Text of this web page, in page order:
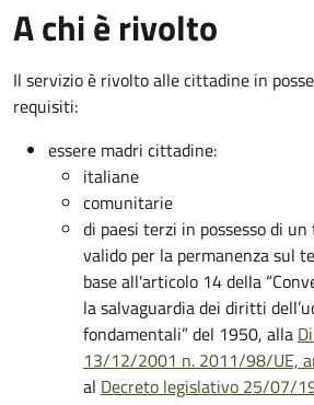
A chi è rivolto
Il servizio è rivolto alle cittadine in
requisiti:
essere madri cittadine:
italiane
comunitarie
di paesi terzi in possesso di
valido per la permanenza sul
base all'articolo 14 della
la salvaguardia dei diritti
fondamentali” del 1950, alla
13/12/2001 n. 2011/98/UE,
al Decreto legislativo 25/07/